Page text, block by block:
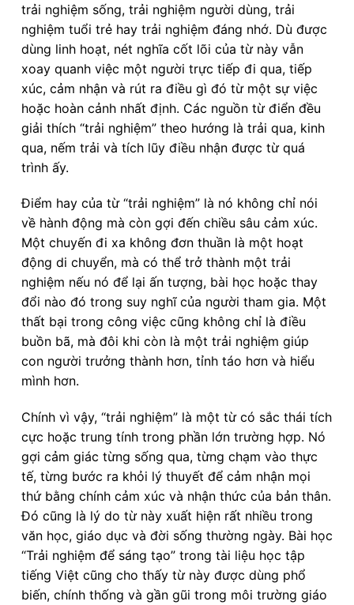
trải nghiệm sống, trải nghiệm người dùng, trải
nghiệm tuổi trẻ hay trải nghiệm đáng nhớ. Dù được
dùng linh hoạt, nét nghĩa cốt lõi của từ này vẫn
xoay quanh việc một người trực tiếp đi qua, tiếp
xúc, cảm nhận và rút ra điều gì đó từ một sự việc
hoặc hoàn cảnh nhất định. Các nguồn từ điển đều
giải thích “trải nghiệm” theo hướng là trải qua, kinh
qua, nếm trải và tích lũy điều nhận được từ quá
trình ấy.
Điểm hay của từ “trải nghiệm” là nó không chỉ nói
về hành động mà còn gợi đến chiều sâu cảm xúc.
Một chuyến đi xa không đơn thuần là một hoạt
động di chuyển, mà có thể trở thành một trải
nghiệm nếu nó để lại ấn tượng, bài học hoặc thay
đổi nào đó trong suy nghĩ của người tham gia. Một
thất bại trong công việc cũng không chỉ là điều
buồn bã, mà đôi khi còn là một trải nghiệm giúp
con người trưởng thành hơn, tỉnh táo hơn và hiểu
mình hơn.
Chính vì vậy, “trải nghiệm” là một từ có sắc thái tích
cực hoặc trung tính trong phần lớn trường hợp. Nó
gợi cảm giác từng sống qua, từng chạm vào thực
tế, từng bước ra khỏi lý thuyết để cảm nhận mọi
thứ bằng chính cảm xúc và nhận thức của bản thân.
Đó cũng là lý do từ này xuất hiện rất nhiều trong
văn học, giáo dục và đời sống thường ngày. Bài học
“Trải nghiệm để sáng tạo” trong tài liệu học tập
tiếng Việt cũng cho thấy từ này được dùng phổ
biến, chính thống và gần gũi trong môi trường giáo